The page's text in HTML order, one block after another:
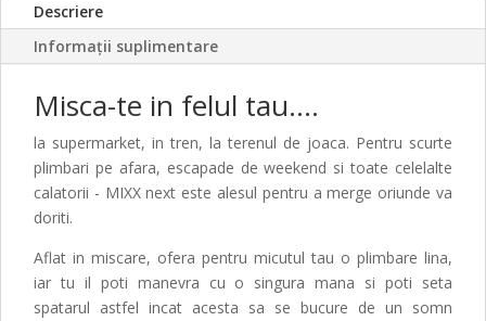
Descriere
Informații suplimentare
Misca-te in felul tau….
la supermarket, in tren, la terenul de joaca. Pentru scurte
plimbari pe afara, escapade de weekend si toate celelalte
calatorii - MIXX next este alesul pentru a merge oriunde va
doriti.
Aflat in miscare, ofera pentru micutul tau o plimbare lina,
iar tu il poti manevra cu o singura mana si poti seta
spatarul astfel incat acesta sa se bucure de un somn